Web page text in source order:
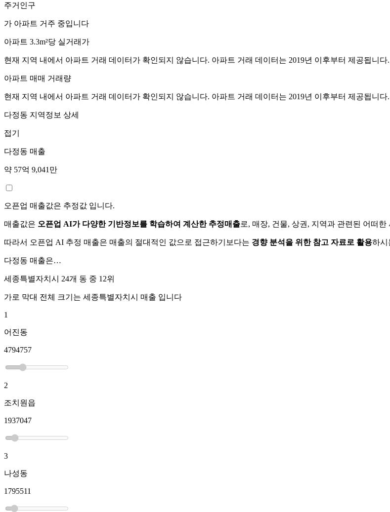
주거인구
가 아파트 거주 중입니다
아파트 3.3m²당 실거래가
현재 지역 내에서 아파트 거래 데이터가 확인되지 않습니다. 아파트 거래 데이터는 2019년 이후부터 제공됩니다.
아파트 매매 거래량
현재 지역 내에서 아파트 거래 데이터가 확인되지 않습니다. 아파트 거래 데이터는 2019년 이후부터 제공됩니다.
다정동 지역정보 상세
접기
다정동 매출
약 57억 9,041만
오픈업 매출값은 추정값 입니다.
매출값은 오픈업 AI가 다양한 기반정보를 학습하여 계산한 추정매출로, 매장, 건물, 상권, 지역과 관련된 어떠
따라서 오픈업 AI 추정 매출은 매출의 절대적인 값으로 접근하기보다는 경향 분석을 위한 참고 자료로 활용하시
다정동 매출은…
세종특별자치시 24개 동 중 12위
가로 막대 전체 크기는 세종특별자치시 매출 입니다
1
어진동
4794757
2
조치원읍
1937047
3
나성동
1795511